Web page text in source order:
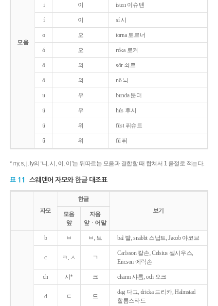
모음
i 이 isten 이슈텐
í 이 sí 시
o 오 torna 토르너
ó 오 róka 로커
ö 외 sör 쇠르
ő 외 nő 뇌
u 우 bunda 분더
ú 우 hús 후시
ü 위 füst 퓌슈트
ű 위 fű 퓌
* ny, s, j, ly의 ‘니, 시, 이, 이’는 뒤따르는 모음과 결합할 때 합쳐서 1 음절로 적는다.
표 11 스웨덴어 자모와 한글 대조표
자모
한글
보기
모음
앞
자음
앞ㆍ어말
b ㅂ ㅂ, 브 bal 발, snabbt 스납트, Jacob 야코브
c ㅋ, ㅅ ㄱ
Carlsson 칼손, Celsius 셀시우스,
Ericson 에릭손
ch 시* 크 charm 샤름, och 오크
d ㄷ 드
dag 다그, dricka 드리카, Halmstad
할름스타드